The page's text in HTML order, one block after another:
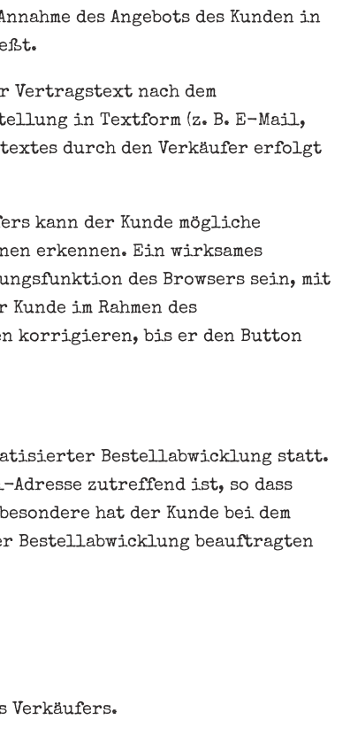
des Angebots des Kunden in
Vertragstext nach dem
in Textform (z. B. E-Mail,
durch den Verkäufer erfolgt
kann der Kunde mögliche
erkennen. Ein wirksames
des Browsers sein, mit
im Rahmen des
korrigieren, bis er den Button
Bestellabwicklung statt.
Adresse zutreffend ist, so dass
hat der Kunde bei dem
Bestellabwicklung beauftragten
Verkäufers.